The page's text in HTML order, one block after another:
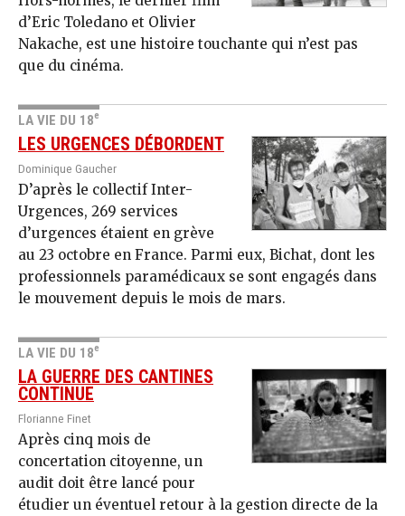
d’Eric Toledano et Olivier
Nakache, est une histoire touchante qui n’est pas
que du cinéma.
LA VIE DU 18e
LES URGENCES DÉBORDENT
Dominique Gaucher
D’après le collectif Inter-
Urgences, 269 services
d’urgences étaient en grève
au 23 octobre en France. Parmi eux, Bichat, dont les
professionnels paramédicaux se sont engagés dans
le mouvement depuis le mois de mars.
LA VIE DU 18e
LA GUERRE DES CANTINES
CONTINUE
Florianne Finet
Après cinq mois de
concertation citoyenne, un
audit doit être lancé pour
étudier un éventuel retour à la gestion directe de la